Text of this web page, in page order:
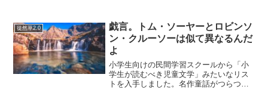
をぶち壊す正攻法の取り組みなのだ」と
いうことに今更気付いた...
徒然草2.0
戯言。トム・ソーヤーとロビンソ
ン・クルーソーは似て異なるんだ
よ
小学生向けの民間学習スクールから「小
学生が読むべき児童文学」みたいなリス
トを入手しました。名作童話がつらつら